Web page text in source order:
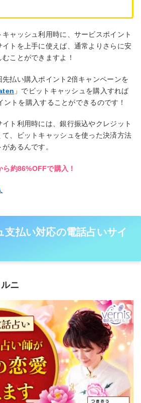
ャッシュ利用時に、サービスポイント
ト を上手に使えば、 通常よりさらに安
ことができますよ！
先払い購入ポイント2倍キャンペーンを
」でビットキャッシュを購入すれば
トを購入することができるのです！
ト利用時には、銀行振込やクレジット
、ビットキャッシュを使った決済方法
あるんです。
ら約86%OFFで購入！
支払い対応の電話占いサイ
ニ